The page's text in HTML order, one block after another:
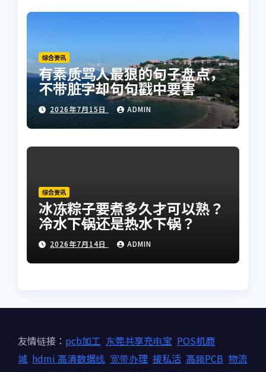
综合资讯
有素质骂人最狠的句子盘点，
不带脏字却句句戳中要害
2026年7月15日 ADMIN
综合资讯
冰冻粽子要煮多久才可以熟？
冷水下锅还是热水下锅？
2026年7月14日 ADMIN
友情链接： pcb加工 东莞共享充电宝 POS机商
城 hdmi 高清数据线 宽带办理 接私活 高频PCB 物流